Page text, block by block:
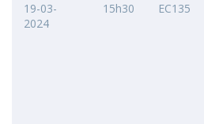
19-03-
2024
15h30 EC135